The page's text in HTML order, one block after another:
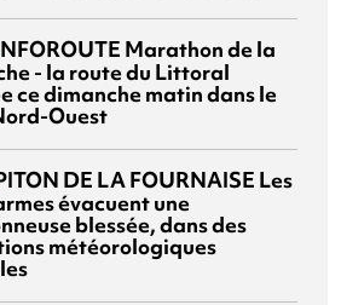
Marathon de la
- la route du Littoral
ce dimanche matin dans le
Ouest
DE LA FOURNAISE Les
évacuent une
blessée, dans des
météorologiques